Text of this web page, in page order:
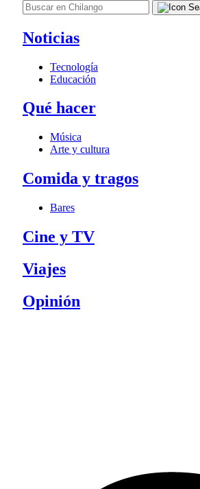
Noticias
Tecnología
Educación
Qué hacer
Música
Arte y cultura
Comida y tragos
Bares
Cine y TV
Viajes
Opinión